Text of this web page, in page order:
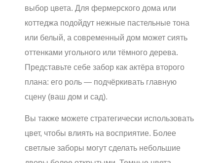
выбор цвета. Для фермерского дома или
коттеджа подойдут нежные пастельные тона
или белый, а современный дом может сиять
оттенками угольного или тёмного дерева.
Представьте себе забор как актёра второго
плана: его роль — подчёркивать главную
сцену (ваш дом и сад).
Вы также можете стратегически использовать
цвет, чтобы влиять на восприятие. Более
светлые заборы могут сделать небольшие